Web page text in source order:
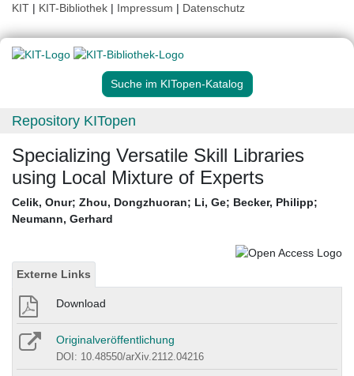
KIT | KIT-Bibliothek | Impressum | Datenschutz
Suche im KITopen-Katalog
Repository KITopen
Specializing Versatile Skill Libraries
using Local Mixture of Experts
Celik, Onur; Zhou, Dongzhuoran; Li, Ge; Becker, Philipp;
Neumann, Gerhard
Externe Links
Download
Originalveröffentlichung
DOI: 10.48550/arXiv.2112.04216